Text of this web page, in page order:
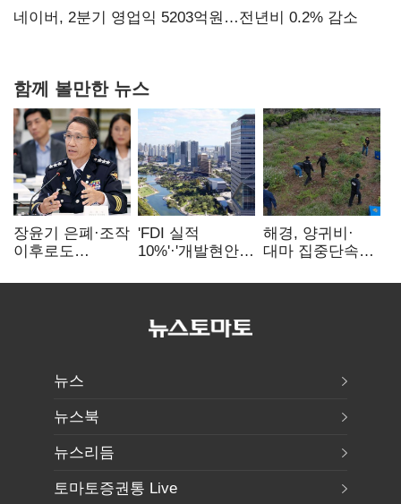
숙제
네이버, 2분기 영업익 5203억원…전년비 0.2% 감소
함께 볼만한 뉴스
장윤기 은폐·조작
이후로도
내부비위…경찰
'FDI 실적
10%'·'개발현안
인천경제청장
해경, 양귀비·
대마 집중단속…
249명 검거
뉴스
뉴스북
뉴스리듬
토마토증권통 Live